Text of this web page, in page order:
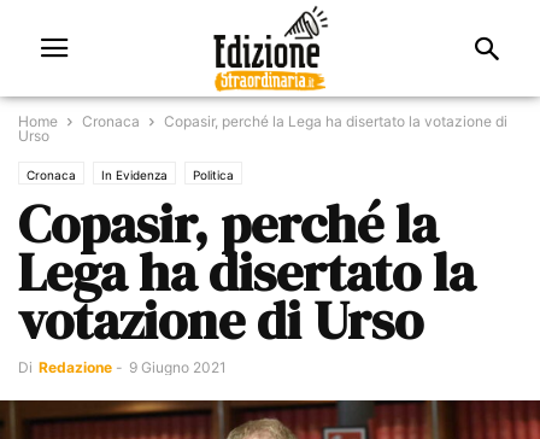
Home Cronaca
Copasir, perché la Lega ha disertato la votazione di
Urso
Cronaca In Evidenza Politica
Copasir, perché la
Lega ha disertato la
votazione di Urso
Di Redazione - 9 Giugno 2021